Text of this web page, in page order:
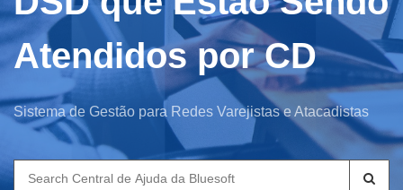
Atendidos por CD
Sistema de Gestão para Redes Varejistas e Atacadistas
Search